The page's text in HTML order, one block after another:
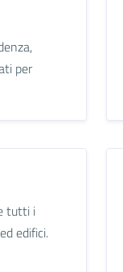
per
tutti i
edifici.